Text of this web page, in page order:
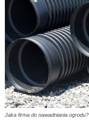
Jaka firma do nawadniania ogrodu?